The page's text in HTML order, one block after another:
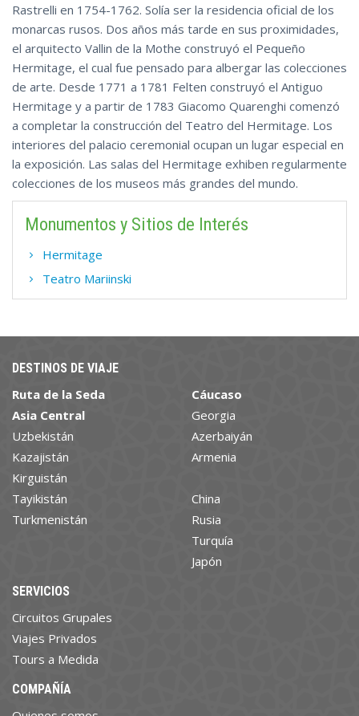
Rastrelli en 1754-1762. Solía ser la residencia oficial de los
monarcas rusos. Dos años más tarde en sus proximidades,
el arquitecto Vallin de la Mothe construyó el Pequeño
Hermitage, el cual fue pensado para albergar las colecciones
de arte. Desde 1771 a 1781 Felten construyó el Antiguo
Hermitage y a partir de 1783 Giacomo Quarenghi comenzó
a completar la construcción del Teatro del Hermitage. Los
interiores del palacio ceremonial ocupan un lugar especial en
la exposición. Las salas del Hermitage exhiben regularmente
colecciones de los museos más grandes del mundo.
Monumentos y Sitios de Interés
Hermitage
Teatro Mariinski
DESTINOS DE VIAJE
Ruta de la Seda
Asia Central
Uzbekistán
Kazajistán
Kirguistán
Tayikistán
Turkmenistán
Cáucaso
Georgia
Azerbaiyán
Armenia
China
Rusia
Turquía
Japón
SERVICIOS
Circuitos Grupales
Viajes Privados
Tours a Medida
COMPAÑÍA